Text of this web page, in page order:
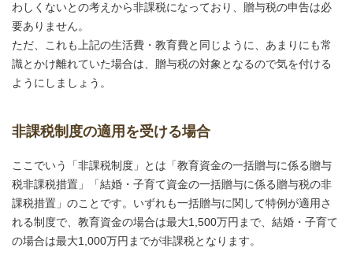
わしくないとの考えから非課税になっており、贈与税の申告は必
要ありません。
ただ、これも上記の生活費・教育費と同じように、あまりにも常
識とかけ離れていた場合は、贈与税の対象となるので気を付ける
ようにしましょう。
非課税制度の適用を受ける場合
ここでいう「非課税制度」とは「教育資金の一括贈与に係る贈与
税非課税措置」「結婚・子育て資金の一括贈与に係る贈与税の非
課税措置」のことです。いずれも一括贈与に関して特例が適用さ
れる制度で、教育資金の場合は最大1,500万円まで、結婚・子育て
の場合は最大1,000万円までが非課税となります。